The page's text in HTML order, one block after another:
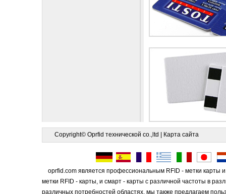
Copyright© Oprfid технической co.,ltd | Карта сайта
oprfid.com является профессиональным RFID - метки карты
метки RFID - карты, и смарт - карты с различной частоты в
различных потребностей областях. мы также предлагаем